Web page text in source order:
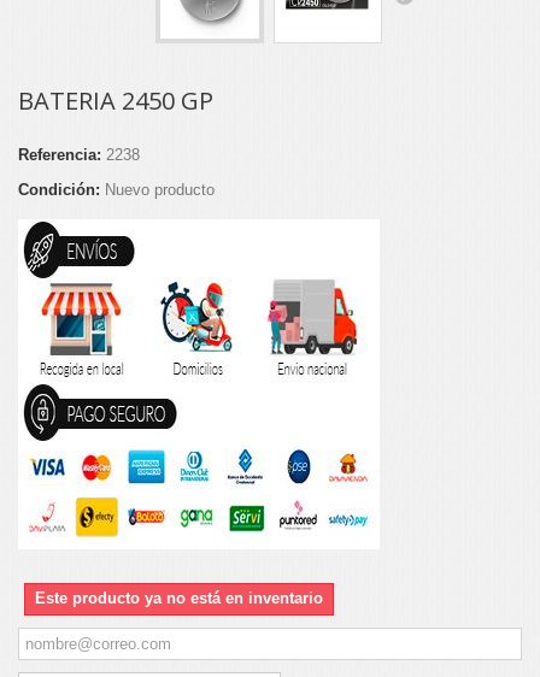
BATERIA 2450 GP
Referencia: 2238
Condición: Nuevo producto
Este producto ya no está en inventario